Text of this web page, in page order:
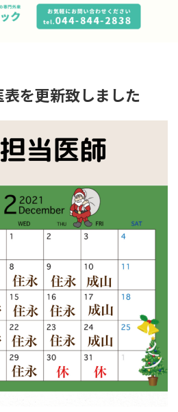
を更新致しました